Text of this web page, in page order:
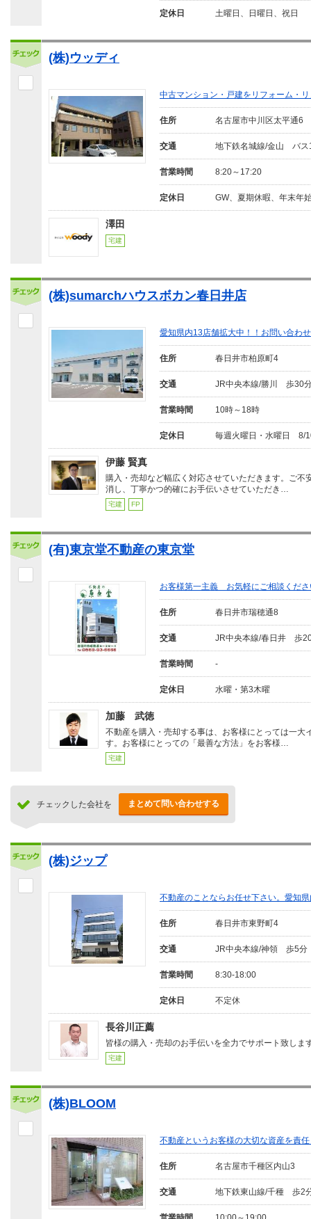
定休日 土曜日、日曜日、祝日
(株)ウッディ
中古マンション・戸建をリフォーム・
住所 名古屋市中川区太平通6
交通 地下鉄名城線/金山 バス
営業時間 8:20～17:20
定休日 GW、夏期休暇、年末年
澤田
宅建
(株)sumarchハウスボカン春日井店
愛知県内13店舗拡大中！！お問い合わ
住所 春日井市柏原町4
交通 JR中央本線/勝川 歩30
営業時間 10時～18時
定休日 毎週火曜日・水曜日 8/
伊藤 賢真
購入・売却など幅広く対応させていただきます。ご不
消し、丁寧かつ的確にお手伝いさせていただき…
宅建 FP
(有)東京堂不動産の東京堂
お客様第一主義 お気軽にご相談くださ
住所 春日井市瑞穂通8
交通 JR中央本線/春日井 歩
営業時間 -
定休日 水曜・第3木曜
加藤 武徳
不動産を購入・売却する事は、お客様にとっては一大
す。お客様にとっての「最善な方法」をお客様…
宅建
チェックした会社を まとめて問い合わせする
(株)ジップ
不動産のことならお任せ下さい。愛知
住所 春日井市東野町4
交通 JR中央本線/神領 歩5分
営業時間 8:30-18:00
定休日 不定休
長谷川正薦
皆様の購入・売却のお手伝いを全力でサポート致しま
宅建
(株)BLOOM
不動産というお客様の大切な資産を責
住所 名古屋市千種区内山3
交通 地下鉄東山線/千種 歩2